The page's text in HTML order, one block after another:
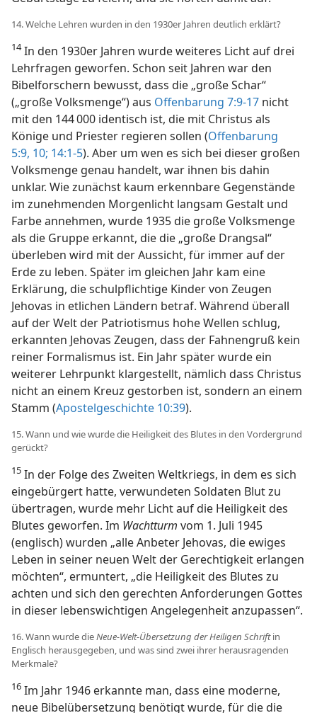
14. Welche Lehren wurden in den 1930er Jahren deutlich erklärt?
14In den 1930er Jahren wurde weiteres Licht auf drei
Lehrfragen geworfen. Schon seit Jahren war den
Bibelforschern bewusst, dass die „große Schar“
(„große Volksmenge“) aus Offenbarung 7:9-17 nicht
mit den 144 000 identisch ist, die mit Christus als
Könige und Priester regieren sollen (Offenbarung
5:9, 10; 14:1-5). Aber um wen es sich bei dieser großen
Volksmenge genau handelt, war ihnen bis dahin
unklar. Wie zunächst kaum erkennbare Gegenstände
im zunehmenden Morgenlicht langsam Gestalt und
Farbe annehmen, wurde 1935 die große Volksmenge
als die Gruppe erkannt, die die „große Drangsal“
überleben wird mit der Aussicht, für immer auf der
Erde zu leben. Später im gleichen Jahr kam eine
Erklärung, die schulpflichtige Kinder von Zeugen
Jehovas in etlichen Ländern betraf. Während überall
auf der Welt der Patriotismus hohe Wellen schlug,
erkannten Jehovas Zeugen, dass der Fahnengruß kein
reiner Formalismus ist. Ein Jahr später wurde ein
weiterer Lehrpunkt klargestellt, nämlich dass Christus
nicht an einem Kreuz gestorben ist, sondern an einem
Stamm (Apostelgeschichte 10:39).
15. Wann und wie wurde die Heiligkeit des Blutes in den Vordergrund
gerückt?
15 In der Folge des Zweiten Weltkriegs, in dem es sich
eingebürgert hatte, verwundeten Soldaten Blut zu
übertragen, wurde mehr Licht auf die Heiligkeit des
Blutes geworfen. Im Wachtturm vom 1. Juli 1945
(englisch) wurden „alle Anbeter Jehovas, die ewiges
Leben in seiner neuen Welt der Gerechtigkeit erlangen
möchten“, ermuntert, „die Heiligkeit des Blutes zu
achten und sich den gerechten Anforderungen Gottes
in dieser lebenswichtigen Angelegenheit anzupassen“.
16. Wann wurde dieNeue-Welt-Übersetzung der Heiligen Schriftin
Englisch herausgegeben, und was sind zwei ihrer herausragenden
Merkmale?
16 Im Jahr 1946 erkannte man, dass eine moderne,
neue Bibelübersetzung benötigt wurde, für die die